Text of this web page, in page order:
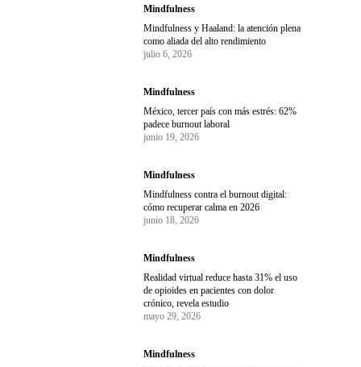
Mindfulness
Mindfulness y Haaland: la atención plena
como aliada del alto rendimiento
julio 6, 2026
Mindfulness
México, tercer país con más estrés: 62%
padece burnout laboral
junio 19, 2026
Mindfulness
Mindfulness contra el burnout digital:
cómo recuperar calma en 2026
junio 18, 2026
Mindfulness
Realidad virtual reduce hasta 31% el uso
de opioides en pacientes con dolor
crónico, revela estudio
mayo 29, 2026
Mindfulness